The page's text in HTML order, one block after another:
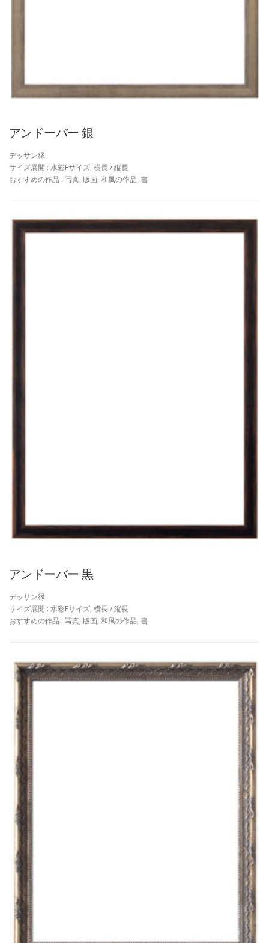
アンドーバー 銀
デッサン縁
サイズ展開 : 水彩Fサイズ, 横長 / 縦長
おすすめの作品 : 写真, 版画, 和風の作品, 書
アンドーバー 黒
デッサン縁
サイズ展開 : 水彩Fサイズ, 横長 / 縦長
おすすめの作品 : 写真, 版画, 和風の作品, 書